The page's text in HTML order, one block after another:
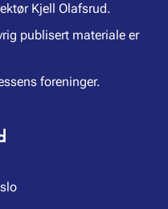
Kjell Olafsrud.
publisert materiale er
foreninger.